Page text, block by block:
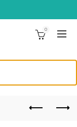
0